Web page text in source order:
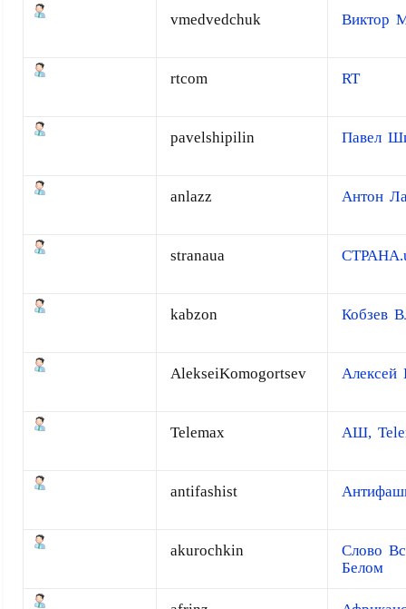
vmedvedchuk Виктор
rtcom RT
pavelshipilin Павел
anlazz Антон
stranaua
kabzon Кобзев
AlekseiKomogortsev Алексей
Telemax АШ,
antifashist
akurochkin
Слово
Белом